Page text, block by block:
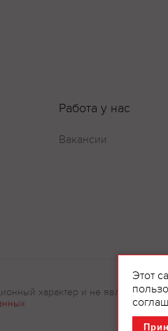
Работа у нас
Вакансии
характер и не являются
Этот